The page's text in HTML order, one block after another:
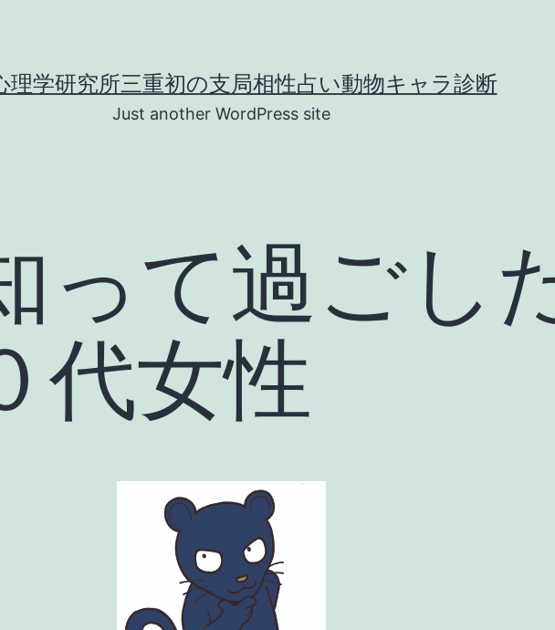
理学研究所三重初の支局相性占い動物キャラ診断
Just another WordPress site
って過ごし
代女性